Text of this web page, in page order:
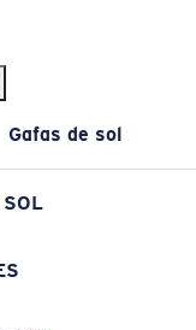
Gafas de sol
SOL